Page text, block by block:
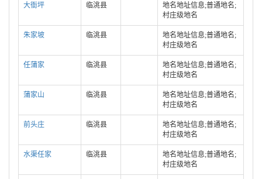
大衙坪 临洮县
地名地址信息;普通地名;
村庄级地名
朱家坡 临洮县
地名地址信息;普通地名;
村庄级地名
任蒲家 临洮县
地名地址信息;普通地名;
村庄级地名
蒲家山 临洮县
地名地址信息;普通地名;
村庄级地名
前头庄 临洮县
地名地址信息;普通地名;
村庄级地名
水渠任家 临洮县
地名地址信息;普通地名;
村庄级地名